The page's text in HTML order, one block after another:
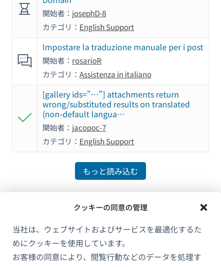
クッキーの同意の管理
当社は、ウェブサイトおよびサービスを最適化するた
めにクッキーを使用しています。
お客様の同意により、閲覧行動などのデータを処理す
開始者： josephD-8
カテゴリ： English Support
Impostare la traduzione manuale per i post
開始者： rosarioR
カテゴリ： Assistenza in italiano
[gallery ids=”…”] attachments return
wrong/substituted results on translated
(non-default langua…
開始者： jacopoc-7
カテゴリ： English Support
もっと読み込む